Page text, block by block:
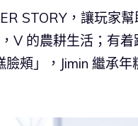
STORY，讓玩家幫
V 的農耕生活；有着
頰」，Jimin 繼承年